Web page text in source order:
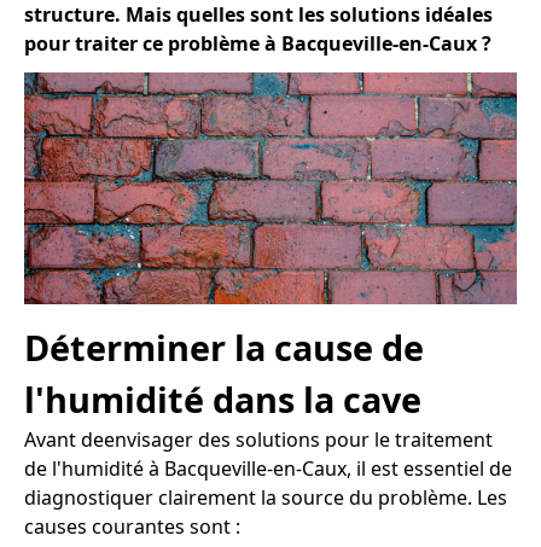
structure. Mais quelles sont les solutions idéales
pour traiter ce problème à Bacqueville-en-Caux ?
Déterminer la cause de
l'humidité dans la cave
Avant deenvisager des solutions pour le traitement
de l'humidité à Bacqueville-en-Caux, il est essentiel de
diagnostiquer clairement la source du problème. Les
causes courantes sont :